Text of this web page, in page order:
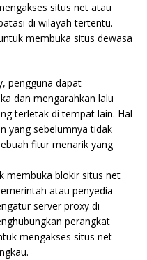
situs net atau
di wilayah tertentu.
membuka situs dewasa
pengguna dapat
dan mengarahkan lalu
terletak di tempat lain. Hal
yang sebelumnya tidak
fitur menarik yang
membuka blokir situs net
atau penyedia
server proxy di
perangkat
mengakses situs net